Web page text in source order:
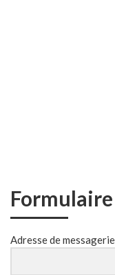
Adresse de messagerie